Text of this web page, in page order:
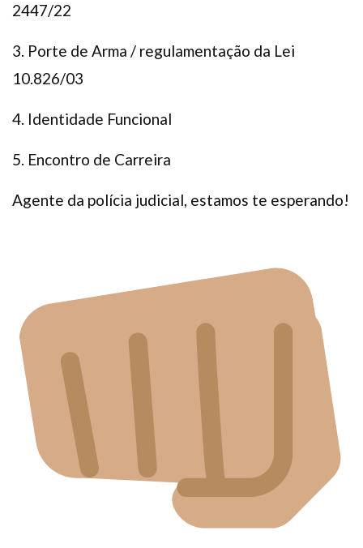
2447/22
3. Porte de Arma / regulamentação da Lei
10.826/03
4. Identidade Funcional
5. Encontro de Carreira
Agente da polícia judicial, estamos te esperando!